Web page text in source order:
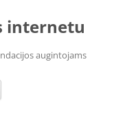
internetu
augintojams